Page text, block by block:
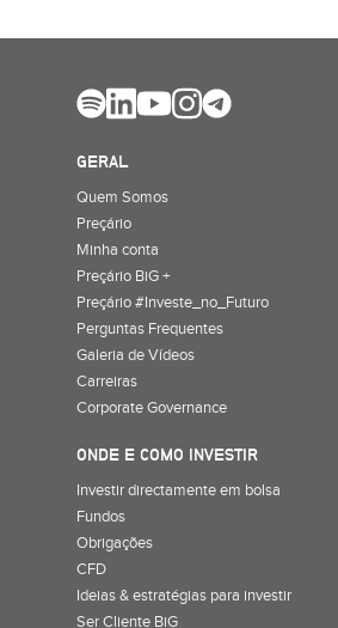
GERAL
Quem Somos
Preçário
Minha conta
Preçário BiG +
Preçário #Investe_no_Futuro
Perguntas Frequentes
Galeria de Vídeos
Carreiras
Corporate Governance
ONDE E COMO INVESTIR
Investir directamente em bolsa
Fundos
Obrigações
CFD
Ideias & estratégias para investir
Ser Cliente BiG